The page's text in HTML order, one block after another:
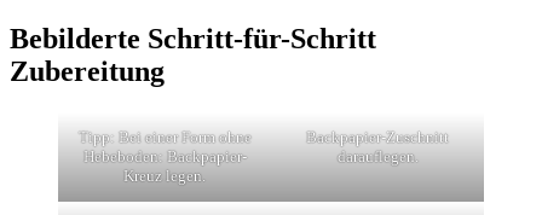
Bebilderte Schritt-für-Schritt
Zubereitung
Tipp: Bei einer Form ohne
Hebeboden: Backpapier-
Kreuz legen.
Backpapier-Zuschnitt
darauflegen.